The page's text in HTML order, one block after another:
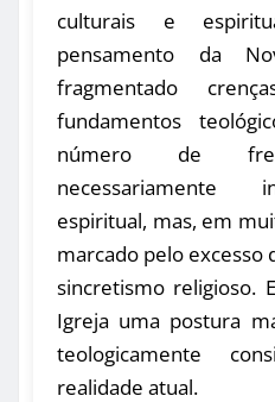
culturais e
pensamento da
fragmentado
fundamentos
número de
necessariamente
espiritual, mas, em
marcado pelo excesso
sincretismo religioso.
Igreja uma postura
teologicamente
realidade atual.